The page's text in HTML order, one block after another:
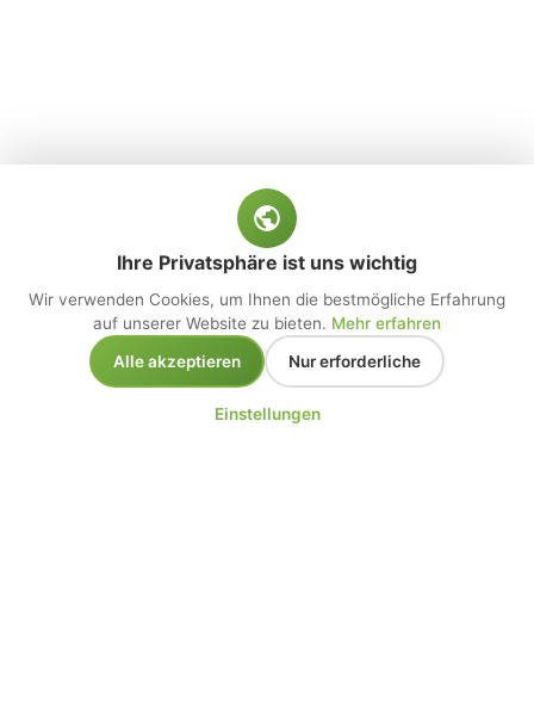
Ihre Privatsphäre ist uns wichtig
Wir verwenden Cookies, um Ihnen die bestmögliche Erfahrung
auf unserer Website zu bieten. Mehr erfahren
Alle akzeptieren
Nur erforderliche
Einstellungen